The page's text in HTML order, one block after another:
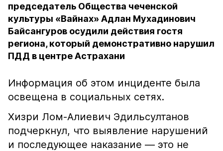
председатель Общества чеченской
культуры «Вайнах» Адлан Мухадинович
Байсангуров осудили действия гостя
региона, который демонстративно нарушил
ПДД в центре Астрахани
Информация об этом инциденте была
освещена в социальных сетях.
Хизри Лом-Алиевич Эдильсултанов
подчеркнул, что выявление нарушений
и последующее наказание — это не